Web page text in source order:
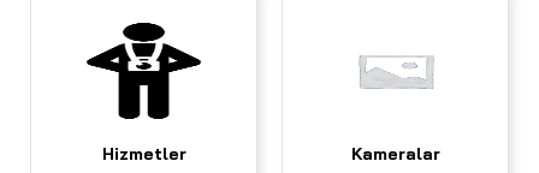
Hizmetler
Kameralar